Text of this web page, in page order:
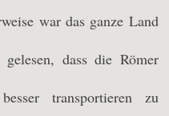
war das ganze Land
dass die Römer
transportieren zu